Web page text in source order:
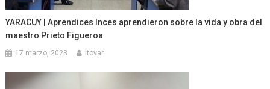
YARACUY | Aprendices Inces aprendieron sobre la vida y obra del
maestro Prieto Figueroa
17 marzo, 2023 ltovar